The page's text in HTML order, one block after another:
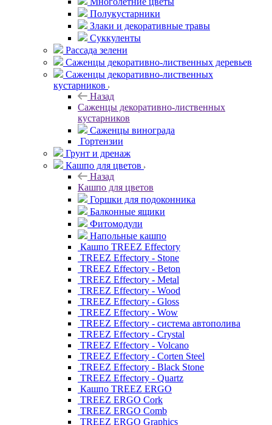
Полукустарники
Злаки и декоративные травы
Суккуленты
Рассада зелени
Саженцы декоративно-лиственных деревьев
Саженцы декоративно-лиственных
кустарников
Назад
Саженцы декоративно-лиственных
кустарников
Саженцы винограда
Гортензии
Грунт и дренаж
Кашпо для цветов
Назад
Кашпо для цветов
Горшки для подоконника
Балконные ящики
Фитомодули
Напольные кашпо
Кашпо TREEZ Effectory
TREEZ Effectory - Stone
TREEZ Effectory - Beton
TREEZ Effectory - Metal
TREEZ Effectory - Wood
TREEZ Effectory - Gloss
TREEZ Effectory - Wow
TREEZ Effectory - система автополива
TREEZ Effectory - Crystal
TREEZ Effectory - Volcano
TREEZ Effectory - Corten Steel
TREEZ Effectory - Black Stone
TREEZ Effectory - Quartz
Кашпо TREEZ ERGO
TREEZ ERGO Cork
TREEZ ERGO Comb
TREEZ ERGO Graphics